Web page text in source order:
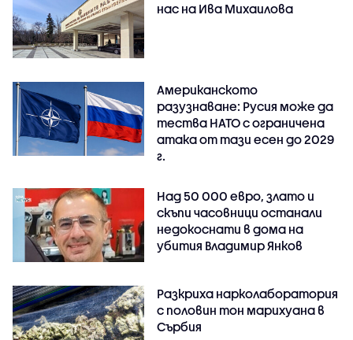
нас на Ива Михаилова
Американското
разузнаване: Русия може да
тества НАТО с ограничена
атака от тази есен до 2029
г.
Над 50 000 евро, злато и
скъпи часовници останали
недокоснати в дома на
убития Владимир Янков
Разкриха нарколаборатория
с половин тон марихуана в
Сърбия